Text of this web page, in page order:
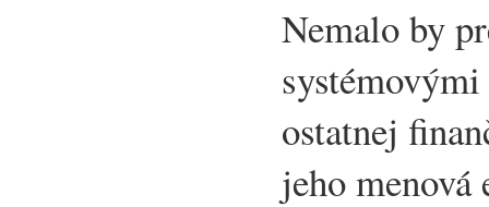
Nemalo by
ostatnej
jeho menová